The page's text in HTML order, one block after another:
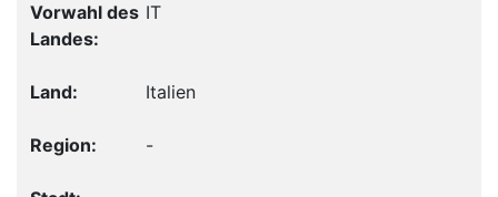
IT
Italien
-